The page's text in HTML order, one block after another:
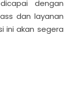
dengan
dan layanan
ini akan segera